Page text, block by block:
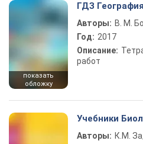
показать
обложку
ГДЗ
Авторы: В. М.
Год: 2017
Описание:
работ
Учебники
Авторы: К.М.